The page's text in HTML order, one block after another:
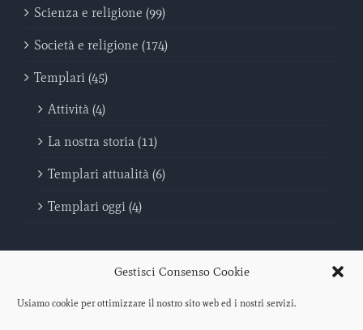
Gestisci Consenso Cookie
Usiamo cookie per ottimizzare il nostro sito web ed i nostri servizi.
Scienza e religione (99)
Società e religione (174)
Templari (45)
Attività (4)
La nostra storia (11)
Templari attualità (6)
Templari oggi (4)